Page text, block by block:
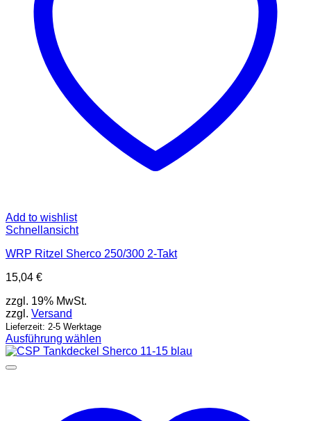
Add to wishlist
Schnellansicht
WRP Ritzel Sherco 250/300 2-Takt
15,04 €
zzgl. 19% MwSt.
zzgl. Versand
Lieferzeit: 2-5 Werktage
Ausführung wählen
Dieses
Produkt